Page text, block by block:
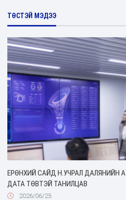
ТӨСТЭЙ МЭДЭЭ
ЕРӨНХИЙ САЙД Н.УЧРАЛ ДАЛЯНИЙН
ДАТА ТӨВТЭЙ ТАНИЛЦАВ
2026/06/25